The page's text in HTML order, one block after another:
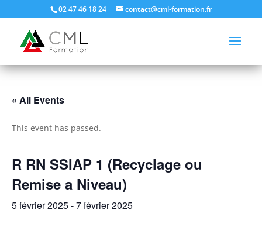
02 47 46 18 24 contact@cml-formation.fr
« All Events
This event has passed.
R RN SSIAP 1 (Recyclage ou
Remise a Niveau)
5 février 2025-7 février 2025